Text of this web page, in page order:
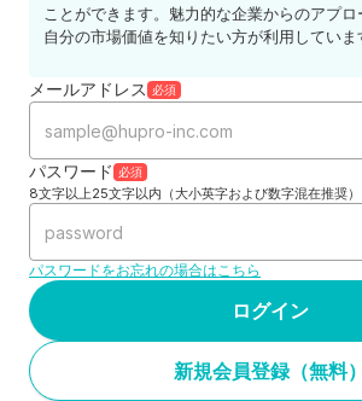
ことができます。魅力的な企業からのアプロ
自分の市場価値を知りたい方が利用していま
メールアドレス 必須
パスワード 必須
8文字以上25文字以内（大小英字および数字混在推奨）
パスワードをお忘れの場合はこちら
ログイン
新規会員登録（無料）